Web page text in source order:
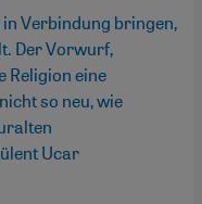
Verbindung bringen,
Der Vorwurf,
Religion eine
so neu, wie
Ucar